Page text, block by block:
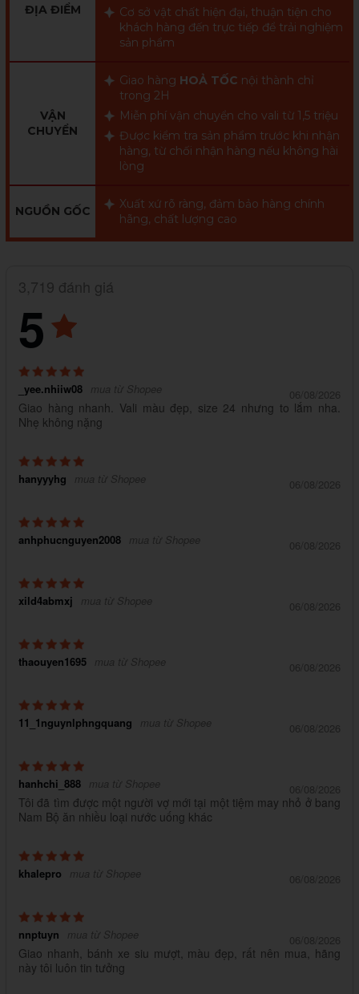
ĐỊA ĐIỂM
Cơ sở vật chất hiện đại, thuận tiện cho
khách hàng đến trực tiếp để trải nghiệm
sản phẩm
VẬN
CHUYỂN
Giao hàng HOẢ TỐC nội thành chỉ
trong 2H
Miễn phí vận chuyển cho vali từ 1,5 triệu
Được kiểm tra sản phẩm trước khi nhận
hàng, từ chối nhận hàng nếu không hài
lòng
NGUỒN GỐC
Xuất xứ rõ ràng, đảm bảo hàng chính
hãng, chất lượng cao
3,719 đánh giá
5
_yee.nhiiw08 mua từ Shopee 06/08/2026
Giao hàng nhanh. Vali màu đẹp, size 24 nhưng to lắm nha.
Nhẹ không nặng
hanyyyhg mua từ Shopee 06/08/2026
anhphucnguyen2008 mua từ Shopee 06/08/2026
xild4abmxj mua từ Shopee 06/08/2026
thaouyen1695 mua từ Shopee 06/08/2026
11_1nguynlphngquang mua từ Shopee 06/08/2026
hanhchi_888 mua từ Shopee 06/08/2026
Tôi đã tìm được một người vợ mới tại một tiệm may nhỏ ở bang
Nam Bộ ăn nhiều loại nước uống khác
khalepro mua từ Shopee 06/08/2026
nnptuyn mua từ Shopee 06/08/2026
Giao nhanh, bánh xe siu mượt, màu đẹp, rất nên mua, hãng
này tôi luôn tin tưởng